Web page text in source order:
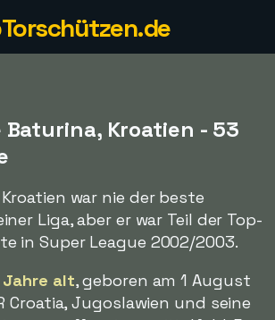
Baturina, Kroatien - 53
war nie der beste
Liga, aber er war Teil der Top-
in Super League 2002/2003.
Jahre alt, geboren am 1 August
Croatia, Jugoslawien und seine